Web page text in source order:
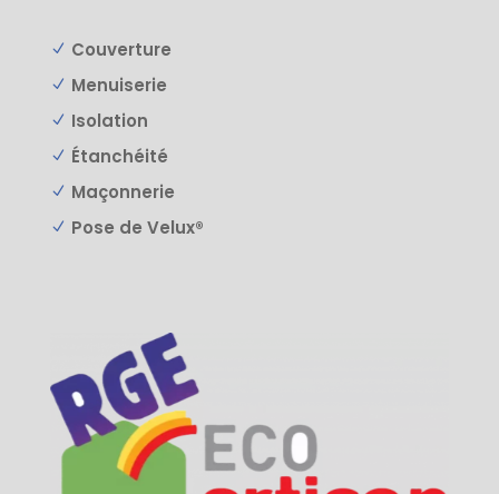
N Couverture
N Menuiserie
N Isolation
N Étanchéité
N Maçonnerie
N Pose de Velux®